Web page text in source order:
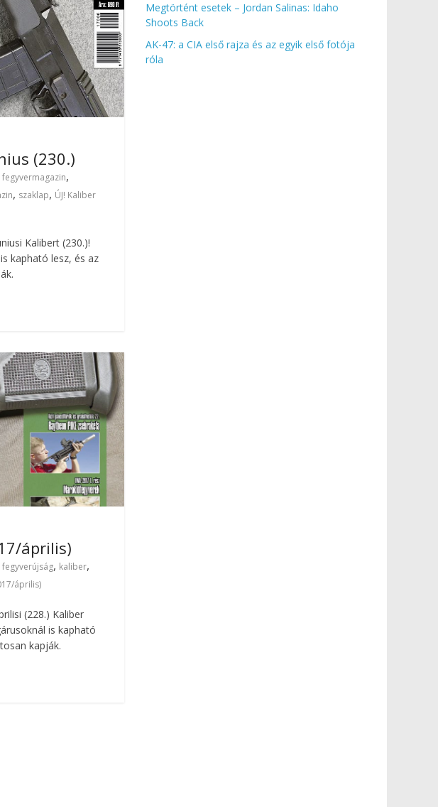
(230.)
fegyvermagazin,
, szaklap, ÚJ! Kaliber
Kalibert (230.)!
kapható lesz, és az
április)
fegyverújság, kaliber,
április)
(228.) Kaliber
is kapható
kapják.
Megtörtént esetek – Jordan Salinas: Idaho
Shoots Back
AK-47: a CIA első rajza és az egyik első fotója
róla